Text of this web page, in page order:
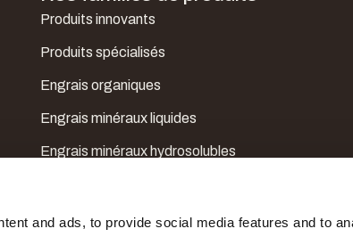
and ads, to provide social media features and to
Produits innovants
Produits spécialisés
Engrais organiques
Engrais minéraux liquides
Engrais minéraux hydrosolubles